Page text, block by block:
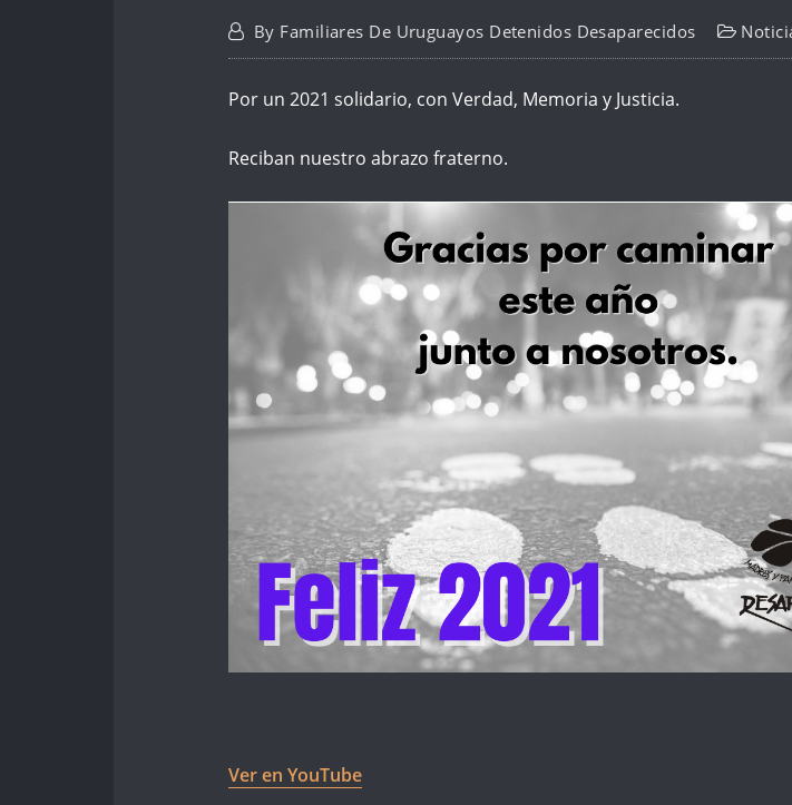
By Familiares De Uruguayos Detenidos Desaparecidos
Por un 2021 solidario, con Verdad, Memoria y Justicia.
Reciban nuestro abrazo fraterno.
Ver en YouTube